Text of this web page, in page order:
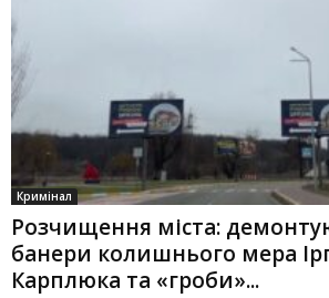
Кримінал
Розчищення міста:
банери колишнього мера
Карплюка та «гроби»...